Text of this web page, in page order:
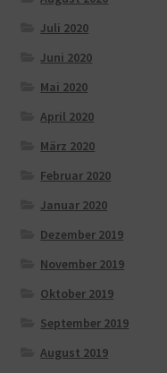
Juli 2020
Juni 2020
Mai 2020
April 2020
März 2020
Februar 2020
Januar 2020
Dezember 2019
November 2019
Oktober 2019
September 2019
August 2019